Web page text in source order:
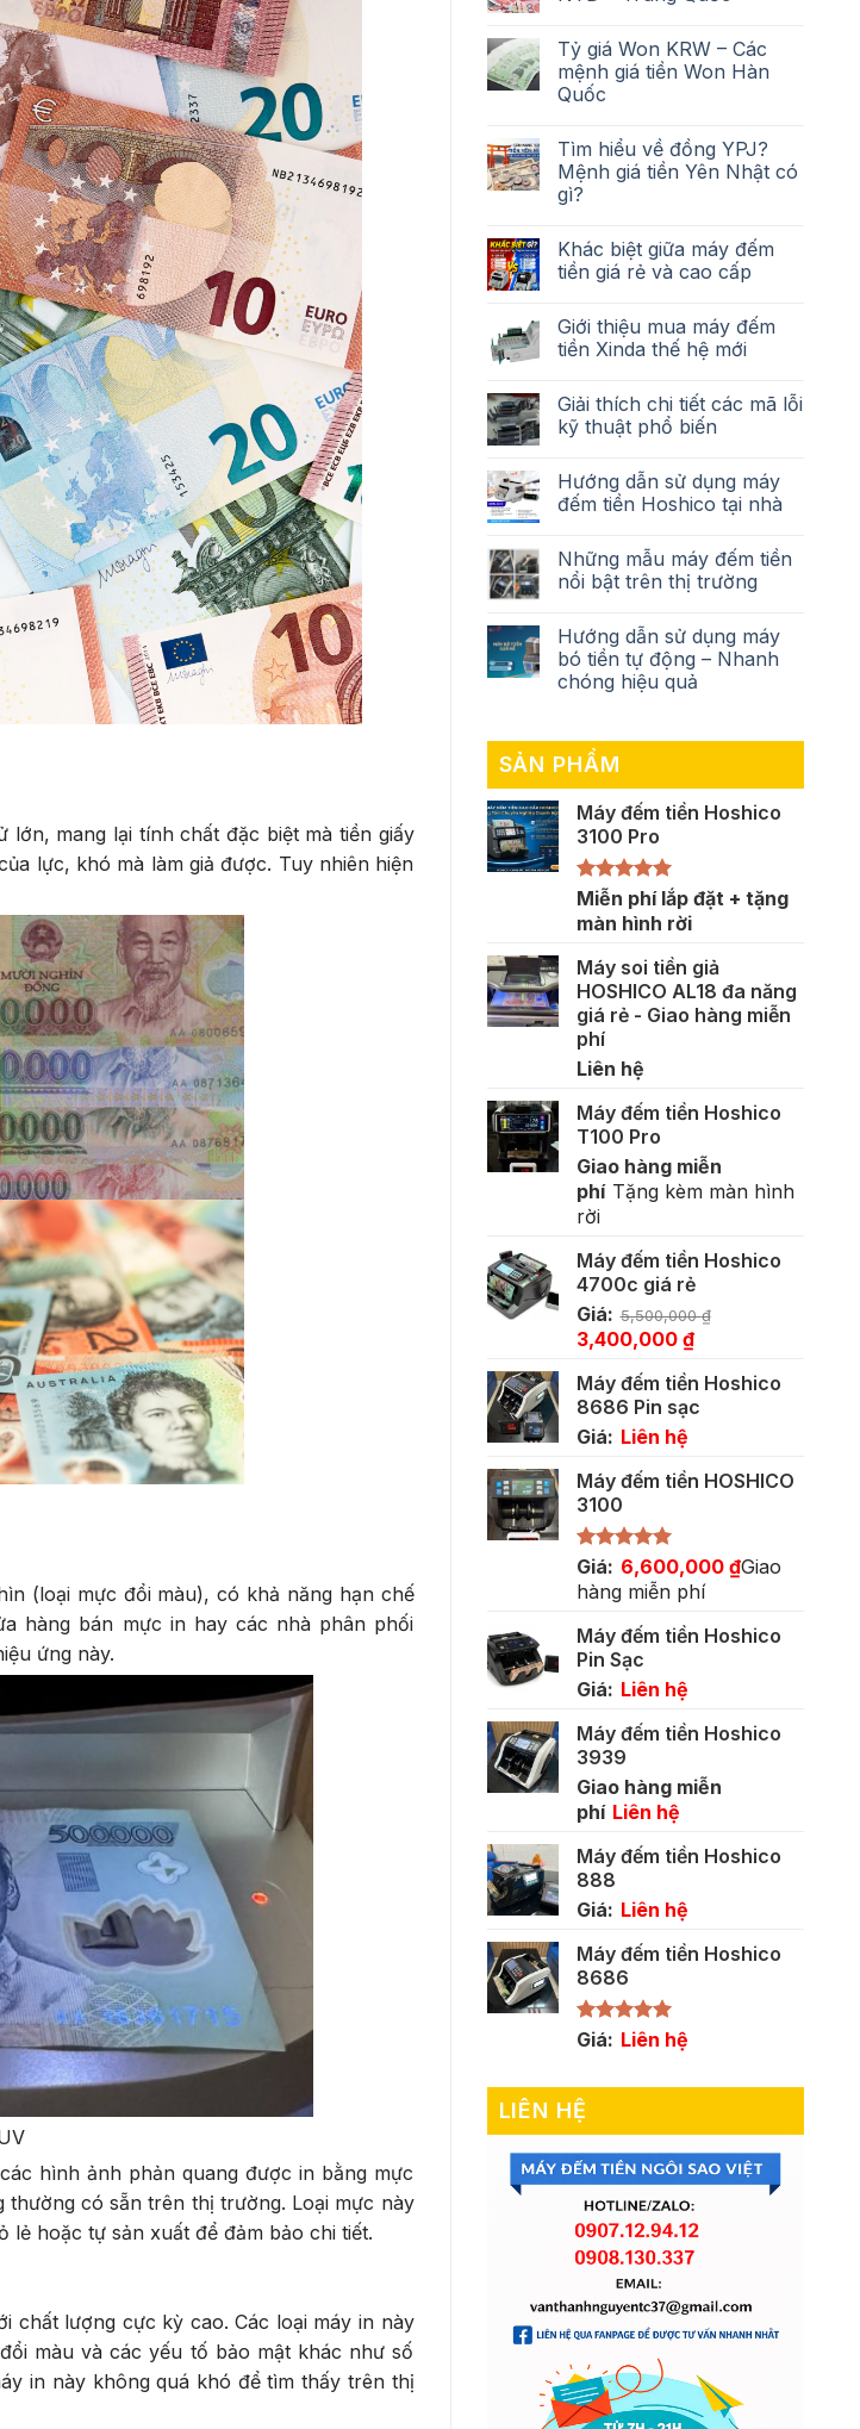
mang lại tính chất đặc biệt mà tiền giấy
lực, khó mà làm giả được. Tuy nhiên hiện
(loại mực đổi màu), có khả năng hạn chế
hàng bán mực in hay các nhà phân phối
ứng này.
hình ảnh phản quang được in bằng mực
thường có sẵn trên thị trường. Loại mực này
hoặc tự sản xuất để đảm bảo chi tiết.
chất lượng cực kỳ cao. Các loại máy in này
màu và các yếu tố bảo mật khác như số
in này không quá khó để tìm thấy trên thị
Tỷ giá Won KRW – Các
mệnh giá tiền Won Hàn
Quốc
Tìm hiểu về đồng YPJ?
Mệnh giá tiền Yên Nhật có
gì?
Khác biệt giữa máy đếm
tiền giá rẻ và cao cấp
Giới thiệu mua máy đếm
tiền Xinda thế hệ mới
Giải thích chi tiết các mã lỗi
kỹ thuật phổ biến
Hướng dẫn sử dụng máy
đếm tiền Hoshico tại nhà
Những mẫu máy đếm tiền
nổi bật trên thị trường
Hướng dẫn sử dụng máy
bó tiền tự động – Nhanh
chóng hiệu quả
SẢN PHẨM
Máy đếm tiền Hoshico
3100 Pro
Được xếp
hạng 5.00
5 sao
Miễn phí lắp đặt + tặng
màn hình rời
Máy soi tiền giả
HOSHICO AL18 đa năng
giá rẻ - Giao hàng miễn
phí
Liên hệ
Máy đếm tiền Hoshico
T100 Pro
Giao hàng miễn
phí Tặng kèm màn hình
rời
Máy đếm tiền Hoshico
4700c giá rẻ
Giá: 5,500,000₫
Giá
là:
5,500,000 ₫.
3,400,000 ₫Giá
tại
là:
Máy đếm tiền Hoshico
8686 Pin sạc
Giá: Liên hệ
Máy đếm tiền HOSHICO
3100
Được xếp
hạng
5.00
5 sao
Giá: 6,600,000 ₫Giao
hàng miễn phí
Máy đếm tiền Hoshico
Pin Sạc
Giá: Liên hệ
Máy đếm tiền Hoshico
3939
Giao hàng miễn
phí Liên hệ
Máy đếm tiền Hoshico
888
Giá: Liên hệ
Máy đếm tiền Hoshico
8686
Được xếp
Giá: Liên hệ
LIÊN HỆ